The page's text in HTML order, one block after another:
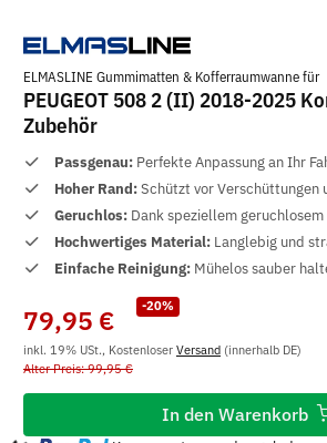
ELMASLINE Gummimatten & Kofferraumwanne für
PEUGEOT 508 2 (II) 2018-2025
Zubehör
Passgenau: Perfekte Anpassung an Ihr
Hoher Rand:Schützt vor Verschüttungen
Geruchlos: Dank speziellem geruchlosem
Hochwertiges Material: Langlebig und
Einfache Reinigung: Mühelos sauber
-20%
79,95 €
inkl. 19% USt., Kostenloser Versand (innerhalb DE)
Alter Preis: 99,95 €
In den Warenkorb